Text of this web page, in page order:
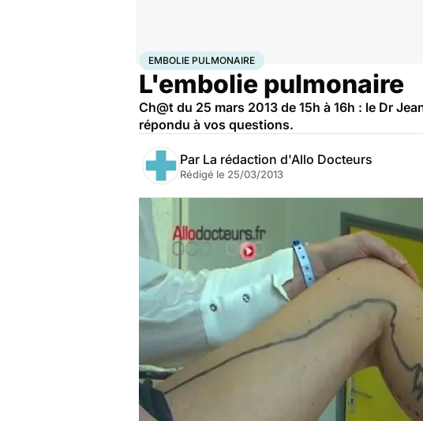
AccueilSantéEmbolie pulmonaire
EMBOLIE PULMONAIRE
L'embolie pulmonaire
Ch@t du 25 mars 2013 de 15h à 16h : le Dr
répondu à vos questions.
Par La rédaction d'Allo Docteurs
Rédigé le 25/03/2013